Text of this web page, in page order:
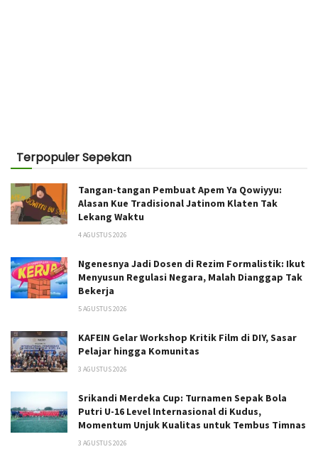
Terpopuler Sepekan
Tangan-tangan Pembuat Apem Ya Qowiyyu:
Alasan Kue Tradisional Jatinom Klaten Tak
Lekang Waktu
4 AGUSTUS 2026
Ngenesnya Jadi Dosen di Rezim Formalistik: Ikut
Menyusun Regulasi Negara, Malah Dianggap Tak
Bekerja
5 AGUSTUS 2026
KAFEIN Gelar Workshop Kritik Film di DIY, Sasar
Pelajar hingga Komunitas
3 AGUSTUS 2026
Srikandi Merdeka Cup: Turnamen Sepak Bola
Putri U-16 Level Internasional di Kudus,
Momentum Unjuk Kualitas untuk Tembus Timnas
3 AGUSTUS 2026